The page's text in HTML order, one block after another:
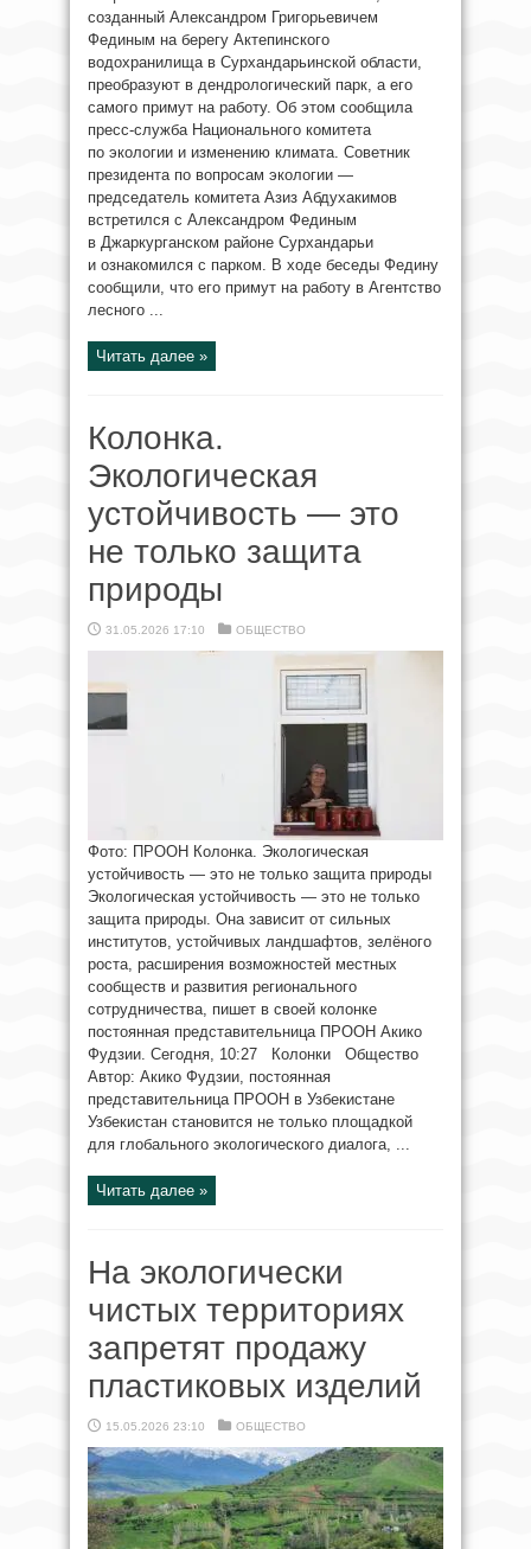
созданный Александром Григорьевичем
Фединым на берегу Актепинского
водохранилища в Сурхандарьинской области,
преобразуют в дендрологический парк, а его
самого примут на работу. Об этом сообщила
пресс-служба Национального комитета
по экологии и изменению климата. Советник
президента по вопросам экологии —
председатель комитета Азиз Абдухакимов
встретился с Александром Фединым
в Джаркурганском районе Сурхандарьи
и ознакомился с парком. В ходе беседы Федину
сообщили, что его примут на работу в Агентство
лесного ...
Читать далее »
Колонка.
Экологическая
устойчивость — это
не только защита
природы
31.05.2026 17:10 ОБЩЕСТВО
Фото: ПРООН Колонка. Экологическая
устойчивость — это не только защита природы
Экологическая устойчивость — это не только
защита природы. Она зависит от сильных
институтов, устойчивых ландшафтов, зелёного
роста, расширения возможностей местных
сообществ и развития регионального
сотрудничества, пишет в своей колонке
постоянная представительница ПРООН Акико
Фудзии. Сегодня, 10:27 Колонки Общество
Автор: Акико Фудзии, постоянная
представительница ПРООН в Узбекистане
Узбекистан становится не только площадкой
для глобального экологического диалога, ...
Читать далее »
На экологически
чистых территориях
запретят продажу
пластиковых изделий
15.05.2026 23:10 ОБЩЕСТВО